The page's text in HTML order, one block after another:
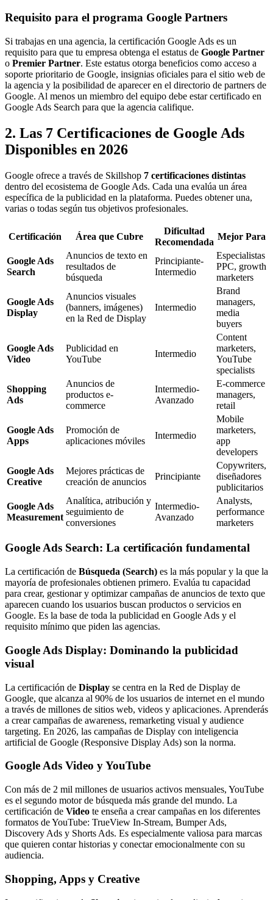
Requisito para el programa Google Partners
Si trabajas en una agencia, la certificación Google Ads es un
requisito para que tu empresa obtenga el estatus de Google Partner
o Premier Partner. Este estatus otorga beneficios como acceso a
soporte prioritario de Google, insignias oficiales para el sitio web de
la agencia y la posibilidad de aparecer en el directorio de partners de
Google. Al menos un miembro del equipo debe estar certificado en
Google Ads Search para que la agencia califique.
2. Las 7 Certificaciones de Google Ads
Disponibles en 2026
Google ofrece a través de Skillshop 7 certificaciones distintas
dentro del ecosistema de Google Ads. Cada una evalúa un área
específica de la publicidad en la plataforma. Puedes obtener una,
varias o todas según tus objetivos profesionales.
Certificación Área que Cubre
Dificultad
Recomendada
Mejor Para
Google Ads
Search
Anuncios de texto en
resultados de
búsqueda
Principiante-
Intermedio
Especialistas
PPC, growth
marketers
Google Ads
Display
Anuncios visuales
(banners, imágenes)
en la Red de Display
Intermedio
Brand
managers,
media
buyers
Google Ads
Video
Publicidad en
YouTube
Intermedio
Content
marketers,
YouTube
specialists
Shopping
Ads
Anuncios de
productos e-
commerce
Intermedio-
Avanzado
E-commerce
managers,
retail
Google Ads
Apps
Promoción de
aplicaciones móviles
Intermedio
Mobile
marketers,
app
developers
Google Ads
Creative
Mejores prácticas de
creación de anuncios
Principiante
Copywriters,
diseñadores
publicitarios
Google Ads
Measurement
Analítica, atribución y
seguimiento de
conversiones
Intermedio-
Avanzado
Analysts,
performance
marketers
Google Ads Search: La certificación fundamental
La certificación de Búsqueda (Search) es la más popular y la que la
mayoría de profesionales obtienen primero. Evalúa tu capacidad
para crear, gestionar y optimizar campañas de anuncios de texto que
aparecen cuando los usuarios buscan productos o servicios en
Google. Es la base de toda la publicidad en Google Ads y el
requisito mínimo que piden las agencias.
Google Ads Display: Dominando la publicidad
visual
La certificación de Display se centra en la Red de Display de
Google, que alcanza al 90% de los usuarios de internet en el mundo
a través de millones de sitios web, videos y aplicaciones. Aprenderás
a crear campañas de awareness, remarketing visual y audience
targeting. En 2026, las campañas de Display con inteligencia
artificial de Google (Responsive Display Ads) son la norma.
Google Ads Video y YouTube
Con más de 2 mil millones de usuarios activos mensuales, YouTube
es el segundo motor de búsqueda más grande del mundo. La
certificación de Video te enseña a crear campañas en los diferentes
formatos de YouTube: TrueView In-Stream, Bumper Ads,
Discovery Ads y Shorts Ads. Es especialmente valiosa para marcas
que quieren contar historias y conectar emocionalmente con su
audiencia.
Shopping, Apps y Creative